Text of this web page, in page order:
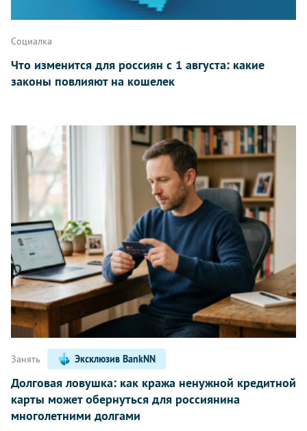
Написать
Социалка
Что изменится для россиян с 1 августа: какие
законы повлияют на кошелек
Занять Эксклюзив BankNN
Долговая ловушка: как кража ненужной кредитной
карты может обернуться для россиянина
многолетними долгами